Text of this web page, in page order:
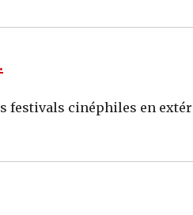
cinéphiles en